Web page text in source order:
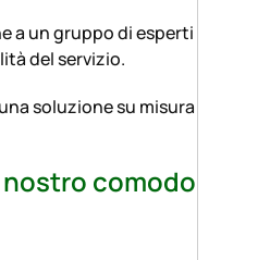
un gruppo di esperti pronti a
del servizio.
soluzione su misura per le tue
comodo